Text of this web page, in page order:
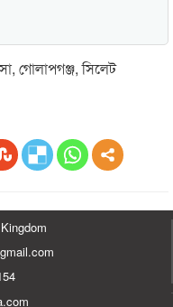
গোলাপগঞ্জ, সিলেট